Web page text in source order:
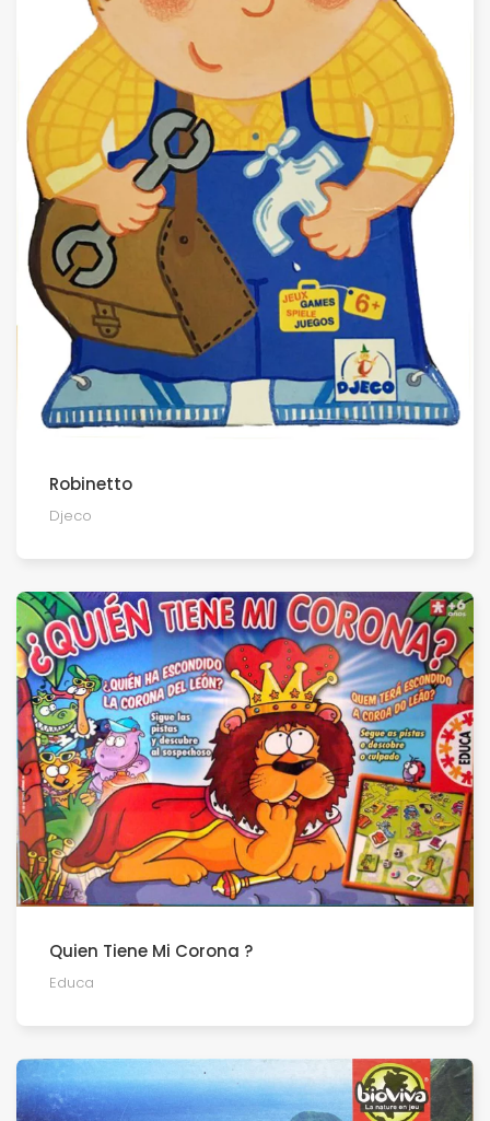
Robinetto
Djeco
Quien Tiene Mi Corona ?
Educa